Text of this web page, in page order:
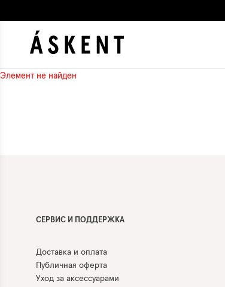
Элемент не найден
СЕРВИС И ПОДДЕРЖКА
Доставка и оплата
Публичная оферта
Уход за аксессуарами